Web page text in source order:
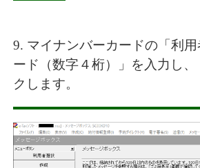
9. マイナンバーカードの「利
ード（数字４桁）」を入力し
クします。